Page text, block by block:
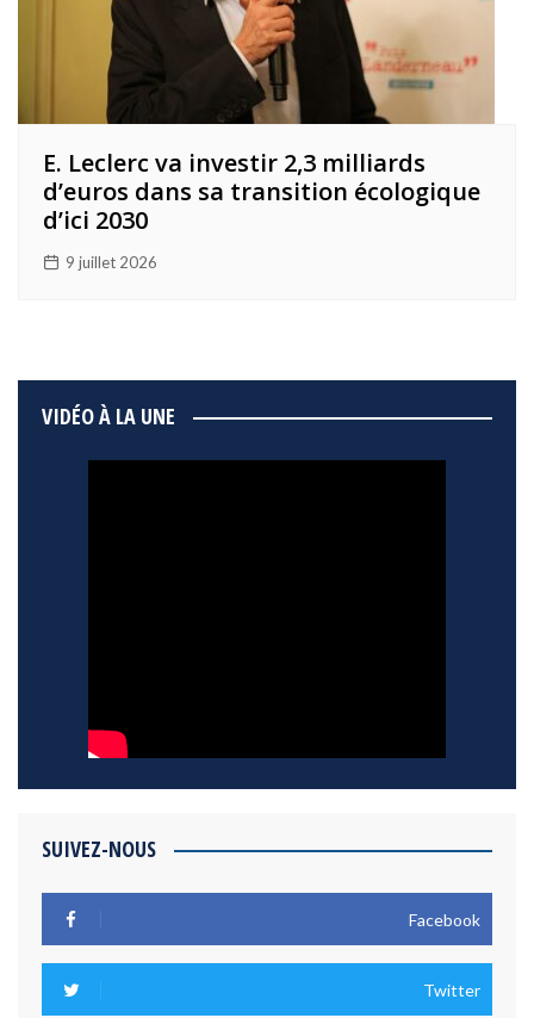
E. Leclerc va investir 2,3 milliards
d’euros dans sa transition écologique
d’ici 2030
9 juillet 2026
VIDÉO À LA UNE
SUIVEZ-NOUS
Facebook
Twitter